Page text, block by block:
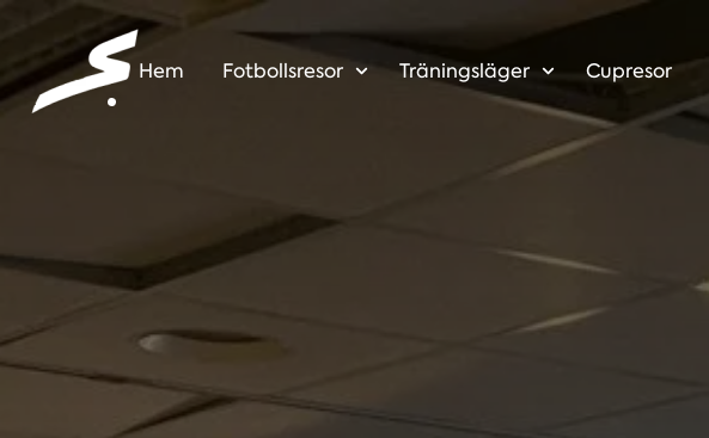
Hem Fotbollsresor Träningsläger Cupresor